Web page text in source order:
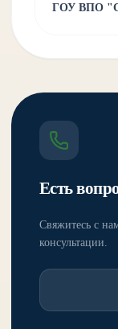
ГОУ ВПО
Есть
Свяжитесь с
консультации.